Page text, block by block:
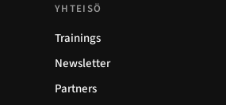
YHTEISÖ
Trainings
Newsletter
Partners